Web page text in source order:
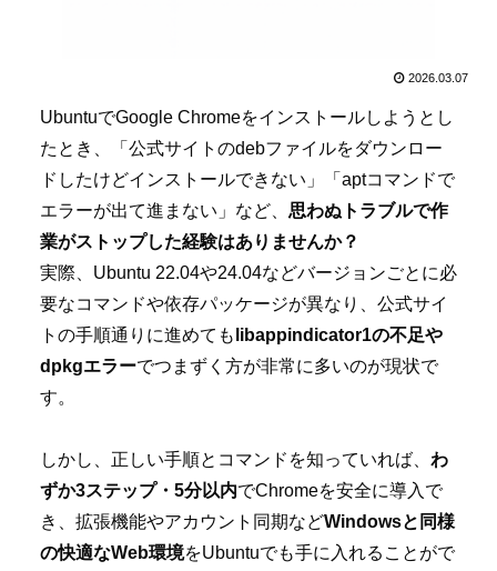
2026.03.07
UbuntuでGoogle Chromeをインストールしようとし
たとき、「公式サイトのdebファイルをダウンロー
ドしたけどインストールできない」「aptコマンドで
エラーが出て進まない」など、 思わぬトラブルで作
業がストップした経験はありませんか？
実際、Ubuntu 22.04や24.04などバージョンごとに必
要なコマンドや依存パッケージが異なり、公式サイ
トの手順通りに進めても libappindicator1の不足や
dpkgエラーでつまずく方が非常に多いのが現状で
す。
しかし、正しい手順とコマンドを知っていれば、 わ
ずか3ステップ・5分以内でChromeを安全に導入で
き、拡張機能やアカウント同期などWindowsと同様
の快適なWeb環境をUbuntuでも手に入れることがで